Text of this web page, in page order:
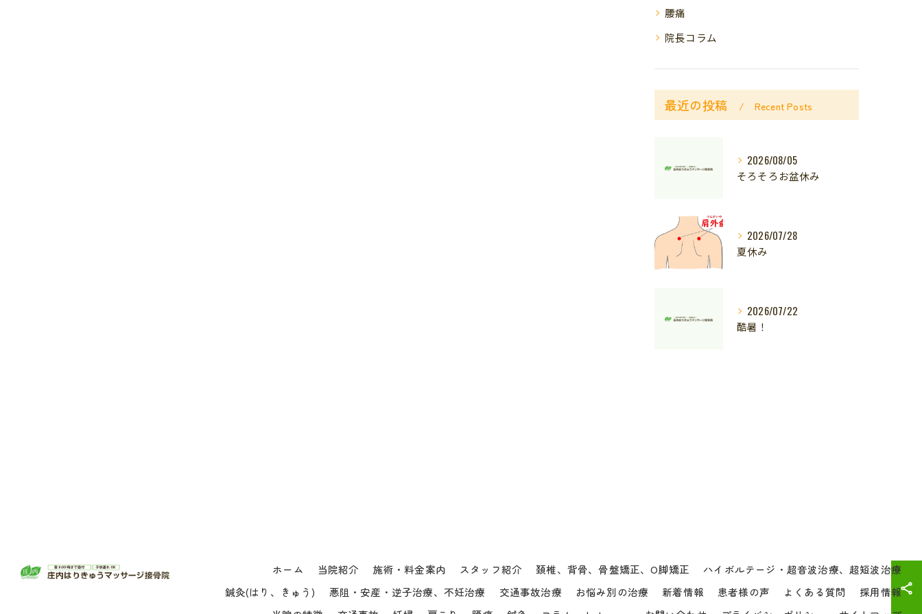
腰痛
院長コラム
最近の投稿 Recent Posts
2026/08/05
そろそろお盆休み
2026/07/28
夏休み
2026/07/22
酷暑！
ホーム 当院紹介 施術・料金案内 スタッフ紹介 頚椎、背骨、骨盤矯正、O脚矯正
ハイボルテージ・超音波治療、超短波治療
鍼灸(はり、きゅう)
悪阻・安産・逆子治療、不妊治療 交通事故治療 お悩み別の治療 新着情報 患者様の声 よくある質問
採用情報